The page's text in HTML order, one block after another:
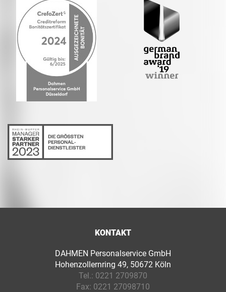
KONTAKT
DAHMEN Personalservice GmbH
Hohenzollernring 49, 50672 Köln
Tel.: 0221 2709870
Fax: 0221 27098710